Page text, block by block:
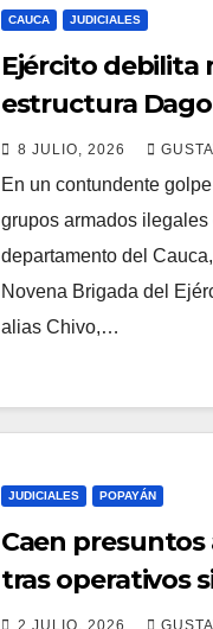
CAUCA JUDICIALES
Ejército debilita
estructura
la captura de
Cauca’
8 JULIO, 2026
En un contundente
grupos armados ilegales
departamento del
Novena Brigada del
alias Chivo,…
JUDICIALES POPAYÁN
Caen
tras operativos
Popayán
2 JULIO, 2026